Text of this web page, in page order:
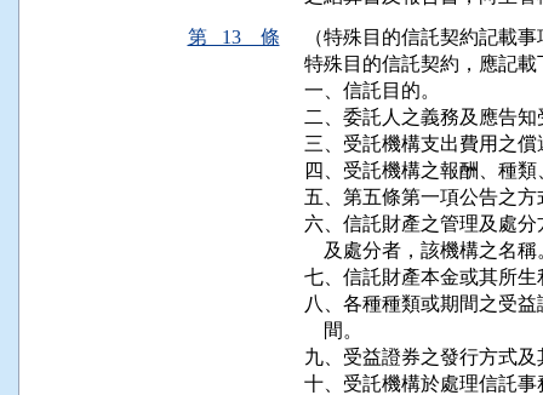
第 13 條
（特殊目的信託契約記載事
特殊目的信託契約，應記載
一、信託目的。
二、委託人之義務及應告
三、受託機構支出費用之
四、受託機構之報酬、種
五、第五條第一項公告之方
六、信託財產之管理及處
及處分者，該機構之名稱
七、信託財產本金或其所
八、各種種類或期間之受
    間。
九、受益證券之發行方式
十、受託機構於處理信託